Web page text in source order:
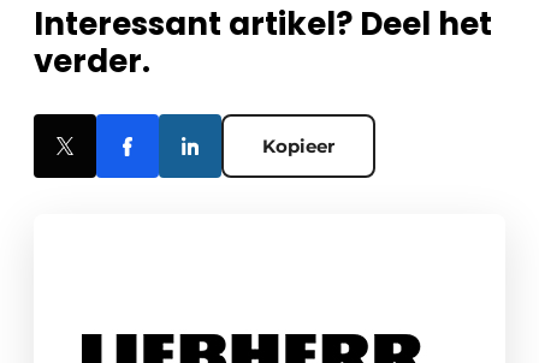
Interessant artikel? Deel het
verder.
Kopieer